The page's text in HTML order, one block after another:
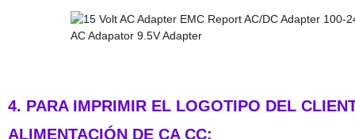
4. PARA IMPRIMIR EL LOGOTIPO DEL
ALIMENTACIÓN DE CA CC: